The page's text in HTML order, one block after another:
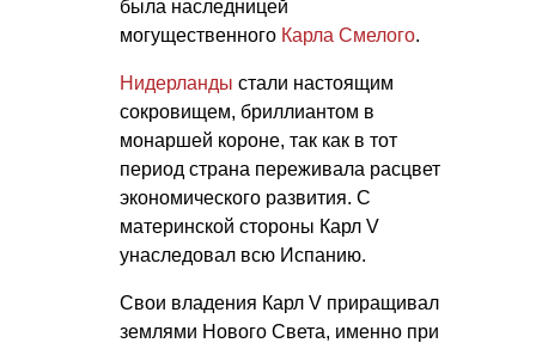
была наследницей
могущественного Карла Смелого.
Нидерланды стали настоящим
сокровищем, бриллиантом в
монаршей короне, так как в тот
период страна переживала расцвет
экономического развития. С
материнской стороны Карл V
унаследовал всю Испанию.
Свои владения Карл V приращивал
землями Нового Света, именно при